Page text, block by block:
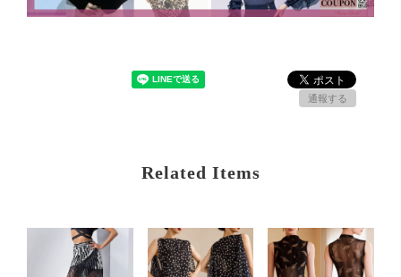
通報する
Related Items